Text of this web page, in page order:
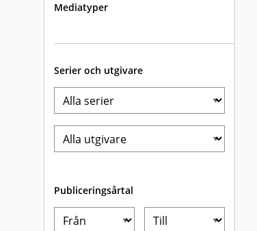
Mediatyper
Serier och utgivare
Publiceringsårtal